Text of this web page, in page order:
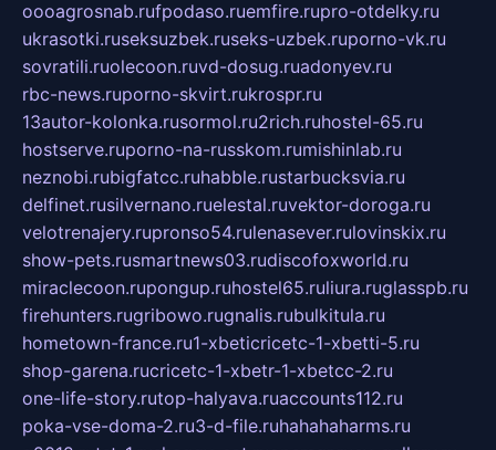
oooagrosnab.rufpodaso.ruemfire.rupro-otdelky.ru
ukrasotki.ruseksuzbek.ruseks-uzbek.ruporno-vk.ru
sovratili.ruolecoon.ruvd-dosug.ruadonyev.ru
rbc-news.ruporno-skvirt.rukrospr.ru
13autor-kolonka.rusormol.ru2rich.ruhostel-65.ru
hostserve.ruporno-na-russkom.rumishinlab.ru
neznobi.rubigfatcc.ruhabble.rustarbucksvia.ru
delfinet.rusilvernano.ruelestal.ruvektor-doroga.ru
velotrenajery.rupronso54.rulenasever.rulovinskix.ru
show-pets.rusmartnews03.rudiscofoxworld.ru
miraclecoon.rupongup.ruhostel65.ruliura.ruglasspb.ru
firehunters.rugribowo.rugnalis.rubulkitula.ru
hometown-france.ru1-xbeticricetc-1-xbetti-5.ru
shop-garena.rucricetc-1-xbetr-1-xbetcc-2.ru
one-life-story.rutop-halyava.ruaccounts112.ru
poka-vse-doma-2.ru3-d-file.ruhahahaharms.ru